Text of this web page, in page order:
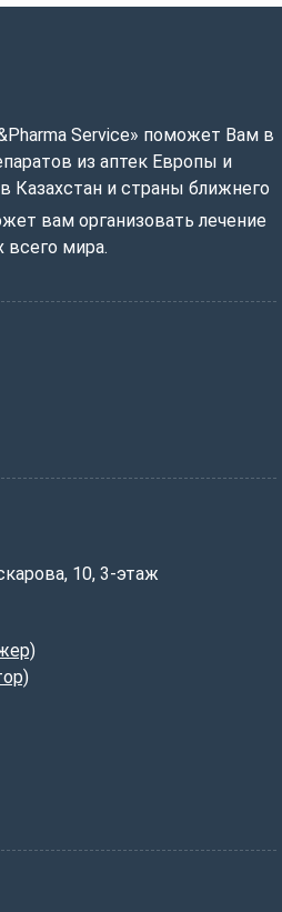
Service» поможет Вам в
из аптек Европы и
в Казахстан и страны ближнего
вам организовать лечение
всего мира.
10, 3-этаж